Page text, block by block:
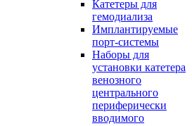
Катетеры для
гемодиализа
Имплантируемые
порт‑системы
Наборы для
установки катетера
венозного
центрального
периферически
вводимого